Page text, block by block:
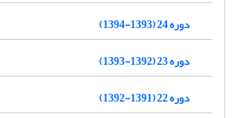
دوره 24 (1393-1394)
دوره 23 (1392-1393)
دوره 22 (1391-1392)